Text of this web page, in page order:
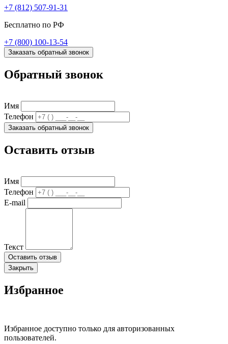
+7 (812) 507-91-31
Бесплатно по РФ
+7 (800) 100-13-54
Заказать обратный звонок
Обратный звонок
Имя
Телефон
Заказать обратный звонок
Оставить отзыв
Имя
Телефон
E-mail
Текст
Оставить отзыв
Закрыть
Избранное
Избранное доступно только для авторизованных
пользователей.